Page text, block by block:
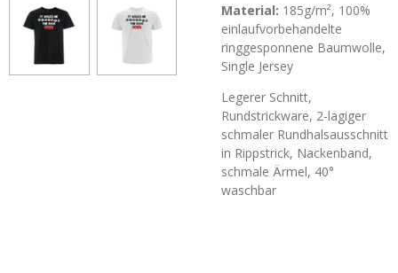
Material: 185g/m², 100%
einlaufvorbehandelte
ringgesponnene Baumwolle,
Single Jersey
Legerer Schnitt,
Rundstrickware, 2-lagiger
schmaler Rundhalsausschnitt
in Rippstrick, Nackenband,
schmale Ärmel, 40°
waschbar